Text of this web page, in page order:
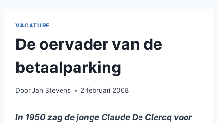
VACATURE
De oervader van de
betaalparking
DoorJan Stevens 2 februari 2008
In 1950 zag de jonge Claude De Clercq voor